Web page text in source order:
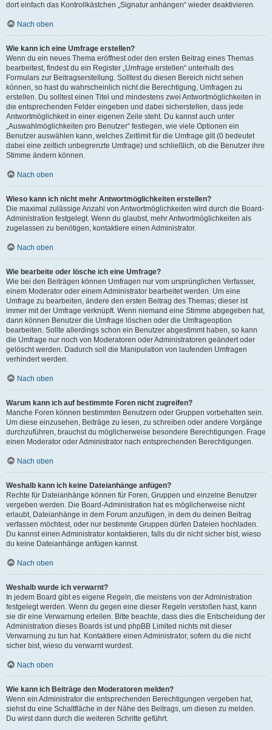
dort einfach das Kontrollkästchen „Signatur anhängen“ wieder deaktivieren.
Nach oben
Wie kann ich eine Umfrage erstellen?
Wenn du ein neues Thema eröffnest oder den ersten Beitrag eines Themas
bearbeitest, findest du ein Register „Umfrage erstellen“ unterhalb des
Formulars zur Beitragserstellung. Solltest du diesen Bereich nicht sehen
können, so hast du wahrscheinlich nicht die Berechtigung, Umfragen zu
erstellen. Du solltest einen Titel und mindestens zwei Antwortmöglichkeiten in
die entsprechenden Felder eingeben und dabei sicherstellen, dass jede
Antwortmöglichkeit in einer eigenen Zeile steht. Du kannst auch unter
„Auswahlmöglichkeiten pro Benutzer“ festlegen, wie viele Optionen ein
Benutzer auswählen kann, welches Zeitlimit für die Umfrage gilt (0 bedeutet
dabei eine zeitlich unbegrenzte Umfrage) und schließlich, ob die Benutzer ihre
Stimme ändern können.
Nach oben
Wieso kann ich nicht mehr Antwortmöglichkeiten erstellen?
Die maximal zulässige Anzahl von Antwortmöglichkeiten wird durch die Board-
Administration festgelegt. Wenn du glaubst, mehr Antwortmöglichkeiten als
zugelassen zu benötigen, kontaktiere einen Administrator.
Nach oben
Wie bearbeite oder lösche ich eine Umfrage?
Wie bei den Beiträgen können Umfragen nur vom ursprünglichen Verfasser,
einem Moderator oder einem Administrator bearbeitet werden. Um eine
Umfrage zu bearbeiten, ändere den ersten Beitrag des Themas; dieser ist
immer mit der Umfrage verknüpft. Wenn niemand eine Stimme abgegeben hat,
dann können Benutzer die Umfrage löschen oder die Umfrageoption
bearbeiten. Sollte allerdings schon ein Benutzer abgestimmt haben, so kann
die Umfrage nur noch von Moderatoren oder Administratoren geändert oder
gelöscht werden. Dadurch soll die Manipulation von laufenden Umfragen
verhindert werden.
Nach oben
Warum kann ich auf bestimmte Foren nicht zugreifen?
Manche Foren können bestimmten Benutzern oder Gruppen vorbehalten sein.
Um diese einzusehen, Beiträge zu lesen, zu schreiben oder andere Vorgänge
durchzuführen, brauchst du möglicherweise besondere Berechtigungen. Frage
einen Moderator oder Administrator nach entsprechenden Berechtigungen.
Nach oben
Weshalb kann ich keine Dateianhänge anfügen?
Rechte für Dateianhänge können für Foren, Gruppen und einzelne Benutzer
vergeben werden. Die Board-Administration hat es möglicherweise nicht
erlaubt, Dateianhänge in dem Forum anzufügen, in dem du deinen Beitrag
verfassen möchtest, oder nur bestimmte Gruppen dürfen Dateien hochladen.
Du kannst einen Administrator kontaktieren, falls du dir nicht sicher bist, wieso
du keine Dateianhänge anfügen kannst.
Nach oben
Weshalb wurde ich verwarnt?
In jedem Board gibt es eigene Regeln, die meistens von der Administration
festgelegt werden. Wenn du gegen eine dieser Regeln verstoßen hast, kann
sie dir eine Verwarnung erteilen. Bitte beachte, dass dies die Entscheidung der
Administration dieses Boards ist und phpBB Limited nichts mit dieser
Verwarnung zu tun hat. Kontaktiere einen Administrator, sofern du die nicht
sicher bist, wieso du verwarnt wurdest.
Nach oben
Wie kann ich Beiträge den Moderatoren melden?
Wenn ein Administrator die entsprechenden Berechtigungen vergeben hat,
siehst du eine Schaltfläche in der Nähe des Beitrags, um diesen zu melden.
Du wirst dann durch die weiteren Schritte geführt.